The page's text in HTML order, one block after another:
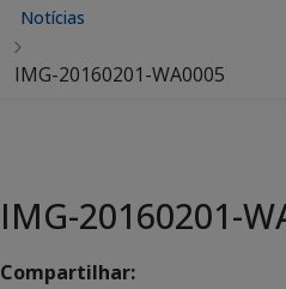
Notícias
IMG-20160201-WA0005
IMG-20160201-
Compartilhar: